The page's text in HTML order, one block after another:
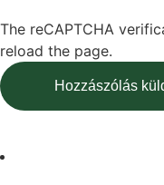
The reCAPTCHA
reload the page.